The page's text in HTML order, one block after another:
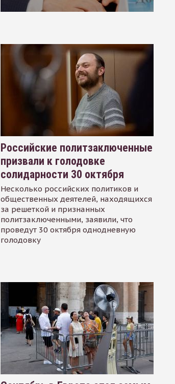
Российские политзаключенные
призвали к голодовке
солидарности 30 октября
Несколько российских политиков и
общественных деятелей, находящихся
за решеткой и признанных
политзаключенными, заявили, что
проведут 30 октября однодневную
голодовку